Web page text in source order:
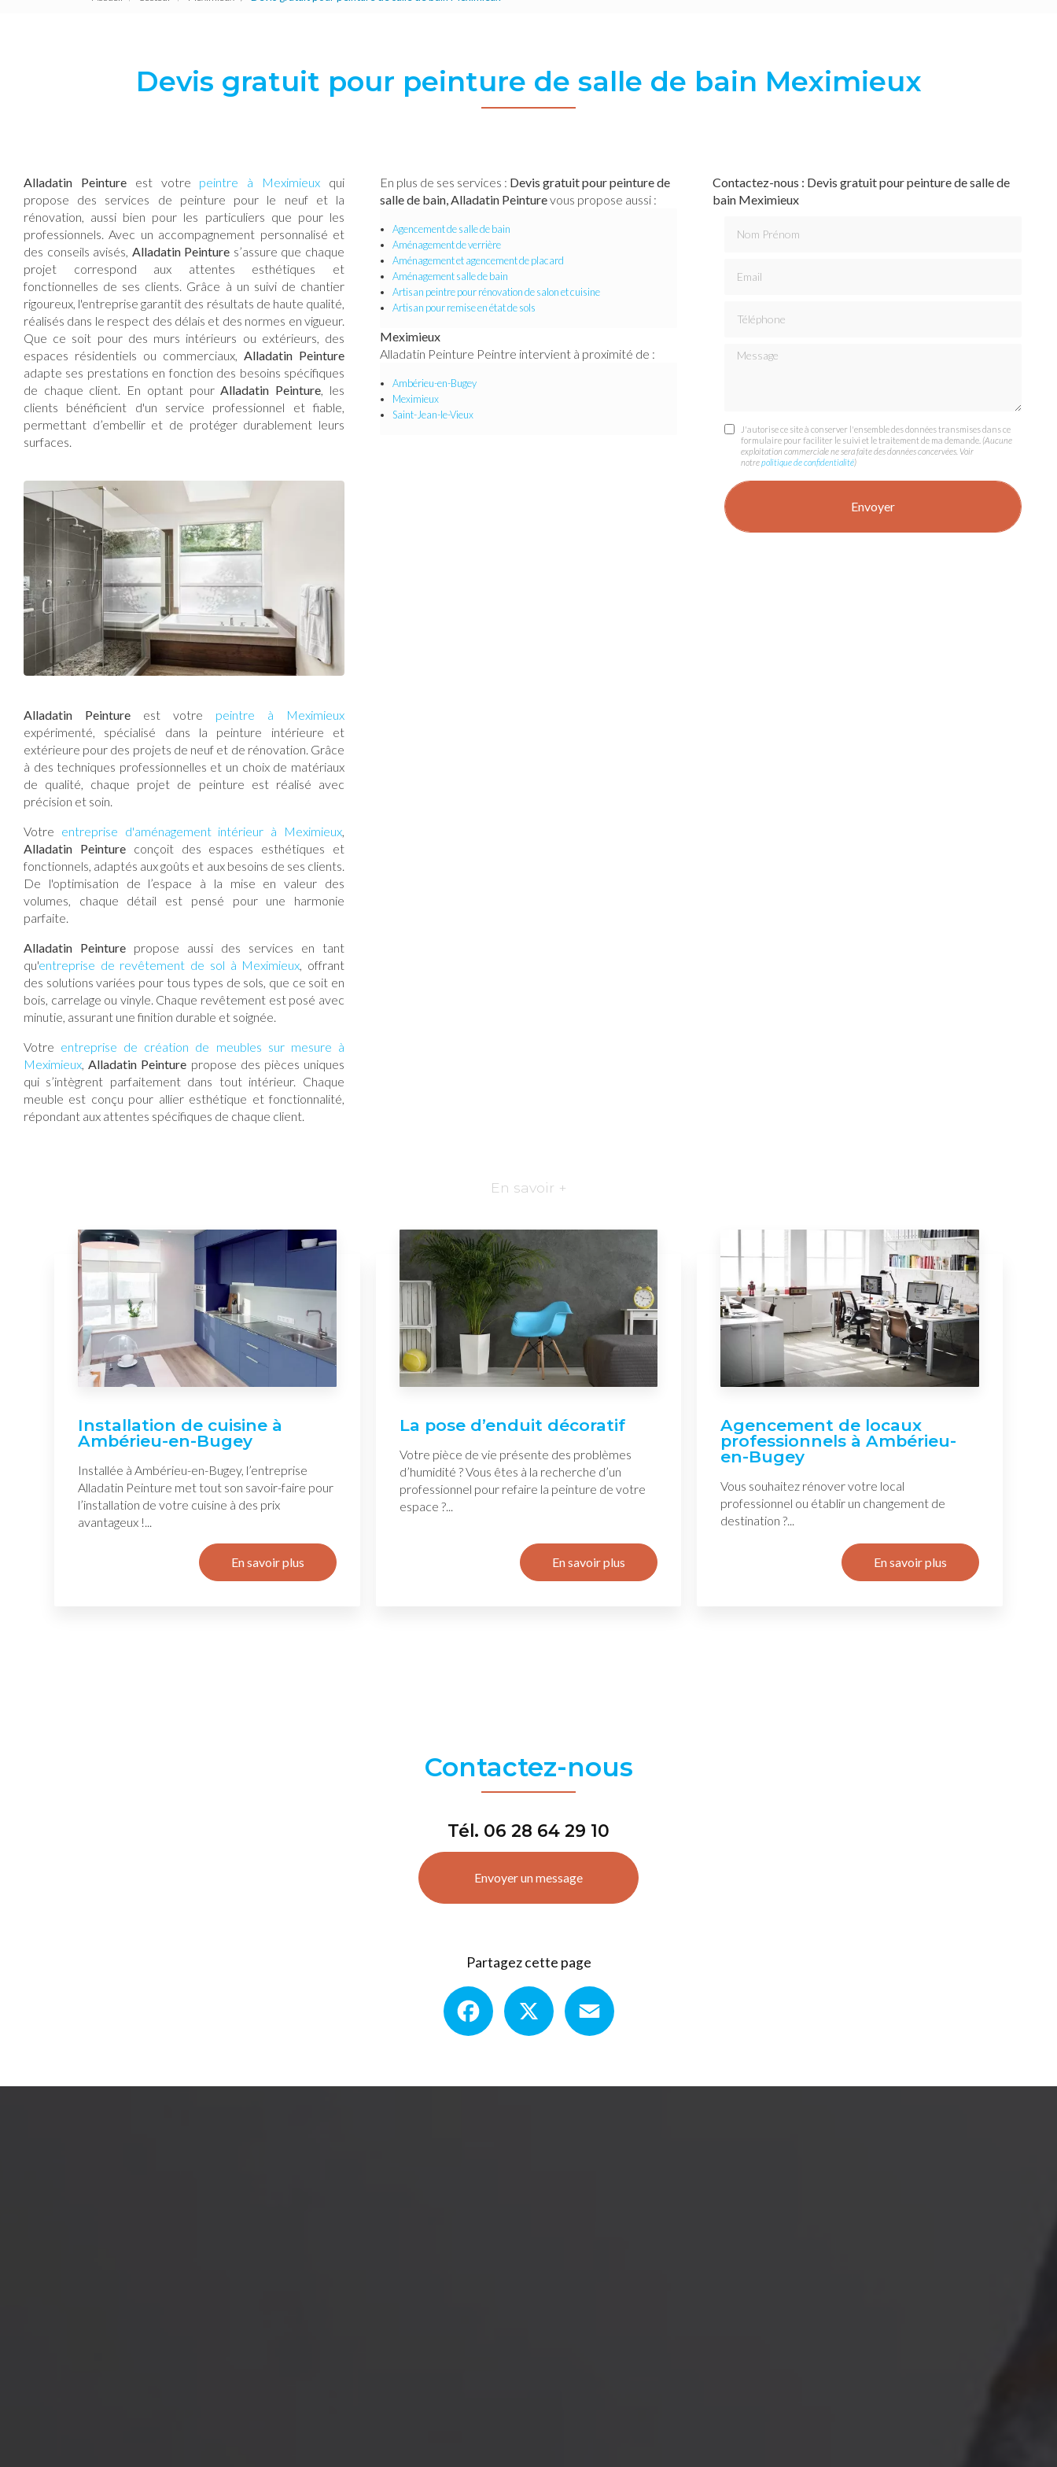
Devis gratuit pour peinture de salle de bain Meximieux
Alladatin Peinture est votre peintre à Meximieux qui
propose des services de peinture pour le neuf et la
rénovation, aussi bien pour les particuliers que pour les
professionnels. Avec un accompagnement personnalisé et
des conseils avisés, Alladatin Peinture s’assure que chaque
projet correspond aux attentes esthétiques et
fonctionnelles de ses clients. Grâce à un suivi de chantier
rigoureux, l'entreprise garantit des résultats de haute qualité,
réalisés dans le respect des délais et des normes en vigueur.
Que ce soit pour des murs intérieurs ou extérieurs, des
espaces résidentiels ou commerciaux, Alladatin Peinture
adapte ses prestations en fonction des besoins spécifiques
de chaque client. En optant pourAlladatin Peinture, les
clients bénéficient d'un service professionnel et fiable,
permettant d’embellir et de protéger durablement leurs
surfaces.
Alladatin Peinture est votre peintre à Meximieux
expérimenté, spécialisé dans la peinture intérieure et
extérieure pour des projets de neuf et de rénovation. Grâce
à des techniques professionnelles et un choix de matériaux
de qualité, chaque projet de peinture est réalisé avec
précision et soin.
Votre entreprise d'aménagement intérieur à Meximieux,
Alladatin Peintureconçoit des espaces esthétiques et
fonctionnels, adaptés aux goûts et aux besoins de ses clients.
De l'optimisation de l’espace à la mise en valeur des
volumes, chaque détail est pensé pour une harmonie
parfaite.
Alladatin Peinture propose aussi des services en tant
qu'entreprise de revêtement de sol à Meximieux , offrant
des solutions variées pour tous types de sols, que ce soit en
bois, carrelage ou vinyle. Chaque revêtement est posé avec
minutie, assurant une finition durable et soignée.
Votre entreprise de création de meubles sur mesure à
Meximieux Alladatin Peinture propose des pièces uniques
qui s’intègrent parfaitement dans tout intérieur. Chaque
meuble est conçu pour allier esthétique et fonctionnalité,
répondant aux attentes spécifiques de chaque client.
En plus de ses services : Devis gratuit pour peinture de
salle de bain, Alladatin Peinturevous propose aussi :
Agencement de salle de bain
Aménagement de verrière
Aménagement et agencement de placard
Aménagement salle de bain
Artisan peintre pour rénovation de salon et cuisine
Artisan pour remise en état de sols
Meximieux
Alladatin Peinture Peintre intervient à proximité de :
Ambérieu-en-Bugey
Meximieux
Saint-Jean-le-Vieux
Contactez-nous : Devis gratuit pour peinture de salle de
bain Meximieux
Message
J'autorise ce site à conserver l'ensemble des données transmises dans ce
formulaire pour faciliter le suivi et le traitement de ma demande. (Aucune
exploitation commerciale ne sera faite des données concervées. Voir
notrepolitique de confidentialité)
En savoir +
Installation de cuisine à
Ambérieu-en-Bugey
Installée à Ambérieu-en-Bugey, l’entreprise
Alladatin Peinture met tout son savoir-faire pour
l’installation de votre cuisine à des prix
avantageux !...
En savoir plus
La pose d’enduit décoratif
Votre pièce de vie présente des problèmes
d’humidité ? Vous êtes à la recherche d’un
professionnel pour refaire la peinture de votre
espace ?...
En savoir plus
Agencement de locaux
professionnels à Ambérieu-
en-Bugey
Vous souhaitez rénover votre local
professionnel ou établir un changement de
destination ?...
En savoir plus
Contactez-nous
Tél. 06 28 64 29 10
Envoyer un message
Partagez cette page
Facebook